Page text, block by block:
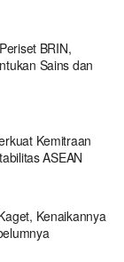
BRIN,
Sains dan
Kemitraan
ASEAN
Kenaikannya